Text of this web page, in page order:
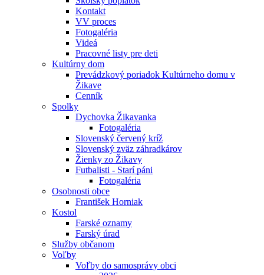
Kontakt
VV proces
Fotogaléria
Videá
Pracovné listy pre deti
Kultúrny dom
Prevádzkový poriadok Kultúrneho domu v
Žikave
Cenník
Spolky
Dychovka Žikavanka
Fotogaléria
Slovenský červený kríž
Slovenský zväz záhradkárov
Žienky zo Žikavy
Futbalisti - Starí páni
Fotogaléria
Osobnosti obce
František Horniak
Kostol
Farské oznamy
Farský úrad
Služby občanom
Voľby
Voľby do samosprávy obci